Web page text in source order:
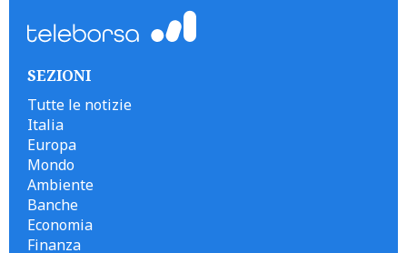
SEZIONI
Tutte le notizie
Italia
Europa
Mondo
Ambiente
Banche
Economia
Finanza